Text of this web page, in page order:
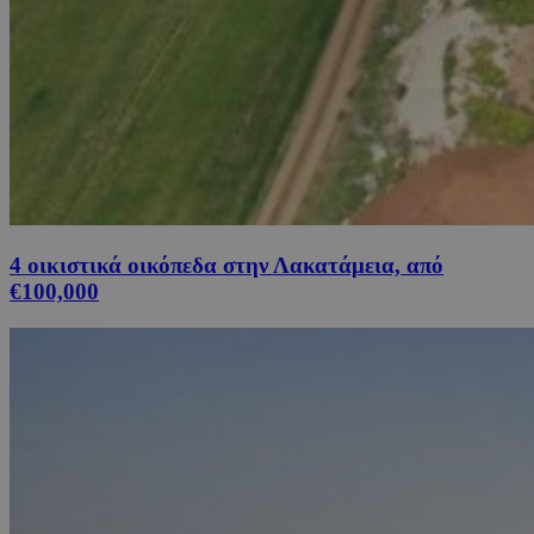
4 οικιστικά οικόπεδα στην Λακατάμεια, από
€100,000